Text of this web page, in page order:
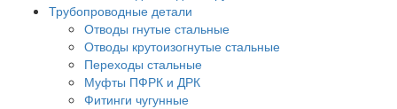
Трубопроводные детали
Отводы гнутые стальные
Отводы крутоизогнутые стальные
Переходы стальные
Муфты ПФРК и ДРК
Фитинги чугунные